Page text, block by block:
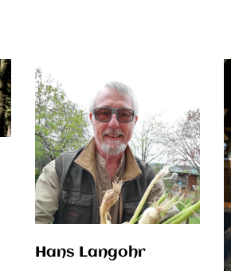
Hans Langohr